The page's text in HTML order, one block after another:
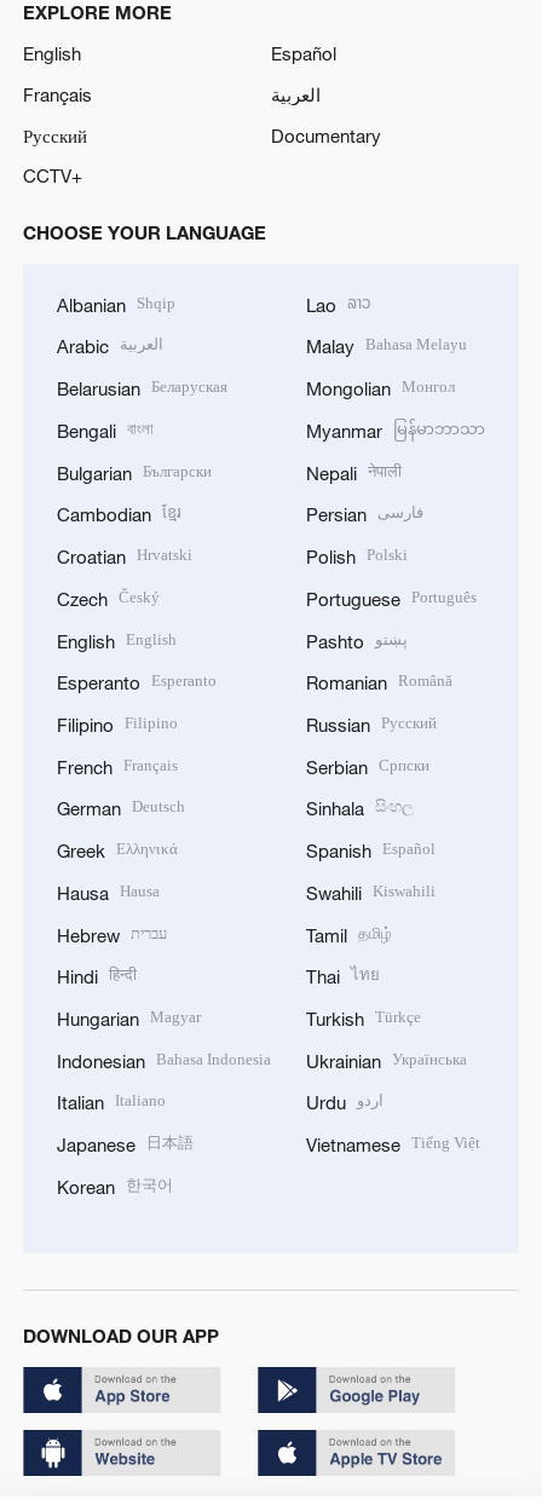
EXPLORE MORE
English
Español
Français
العربية
Русский
Documentary
CCTV+
CHOOSE YOUR LANGUAGE
Albanian Shqip
Arabic العربية
Belarusian Беларуская
Bengali বাংলা
Bulgarian Български
Cambodian ខ្មែរ
Croatian Hrvatski
Czech Český
English English
Esperanto Esperanto
Filipino Filipino
French Français
German Deutsch
Greek Ελληνικά
Hausa Hausa
Hebrew עברית
Hindi हिन्दी
Hungarian Magyar
Indonesian Bahasa Indonesia
Italian Italiano
Japanese 日本語
Korean 한국어
Lao ລາວ
Malay Bahasa Melayu
Mongolian Монгол
Myanmar မြန်မာဘာသာ
Nepali नेपाली
Persian فارسی
Polish Polski
Portuguese Português
Pashto پښتو
Romanian Română
Russian Русский
Serbian Српски
Sinhala සිංහල
Spanish Español
Swahili Kiswahili
Tamil தமிழ்
Thai ไทย
Turkish Türkçe
Ukrainian Українська
Urdu اردو
Vietnamese Tiếng Việt
DOWNLOAD OUR APP